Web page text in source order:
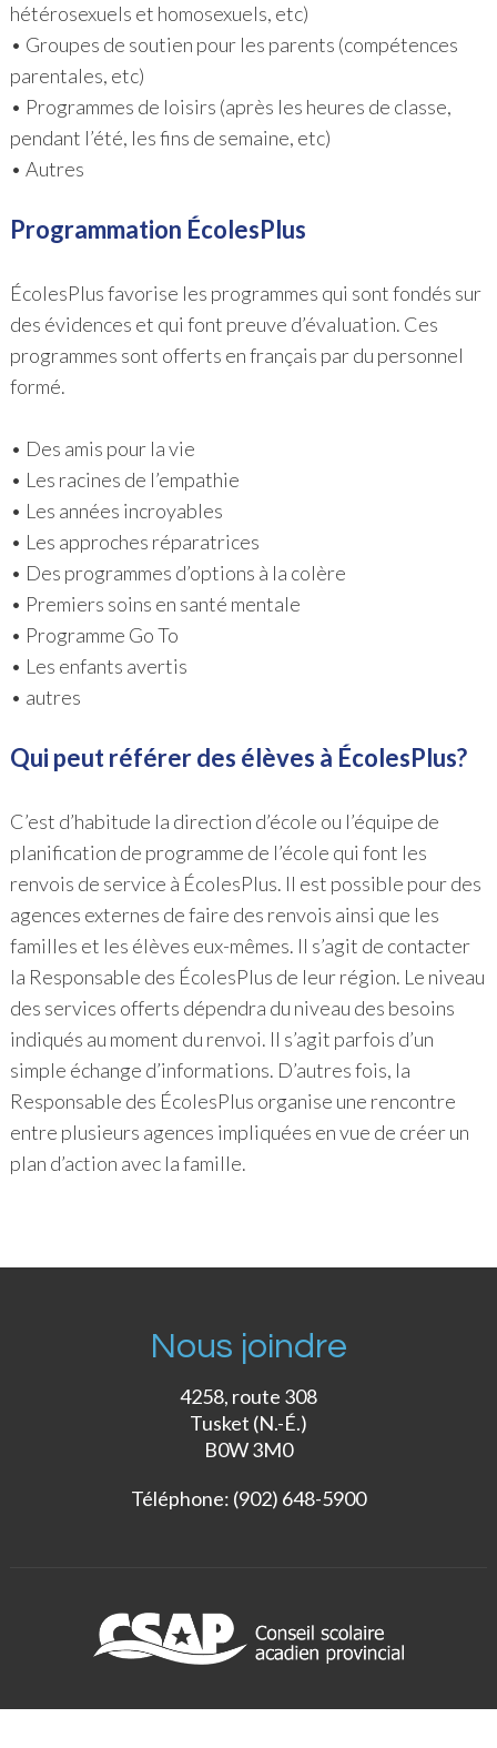
hétérosexuels et homosexuels, etc)
• Groupes de soutien pour les parents (compétences
parentales, etc)
• Programmes de loisirs (après les heures de classe,
pendant l’été, les fins de semaine, etc)
• Autres
Programmation ÉcolesPlus
ÉcolesPlus favorise les programmes qui sont fondés sur
des évidences et qui font preuve d’évaluation. Ces
programmes sont offerts en français par du personnel
formé.
• Des amis pour la vie
• Les racines de l’empathie
• Les années incroyables
• Les approches réparatrices
• Des programmes d’options à la colère
• Premiers soins en santé mentale
• Programme Go To
• Les enfants avertis
• autres
Qui peut référer des élèves à ÉcolesPlus?
C’est d’habitude la direction d’école ou l’équipe de
planification de programme de l’école qui font les
renvois de service à ÉcolesPlus. Il est possible pour des
agences externes de faire des renvois ainsi que les
familles et les élèves eux-mêmes. Il s’agit de contacter
la Responsable des ÉcolesPlus de leur région. Le niveau
des services offerts dépendra du niveau des besoins
indiqués au moment du renvoi. Il s’agit parfois d’un
simple échange d’informations. D’autres fois, la
Responsable des ÉcolesPlus organise une rencontre
entre plusieurs agences impliquées en vue de créer un
plan d’action avec la famille.
Nous joindre
4258, route 308
Tusket (N.-É.)
B0W 3M0
Téléphone: (902) 648-5900